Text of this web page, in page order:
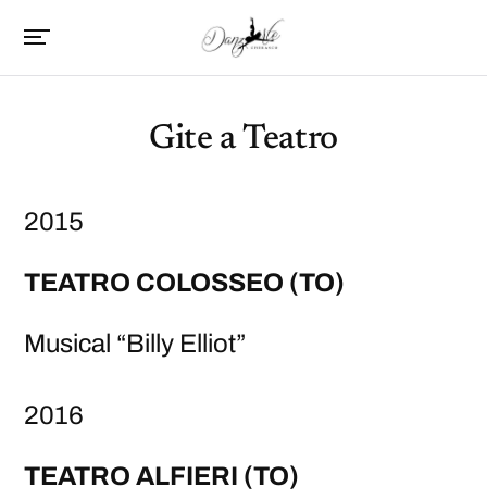
Gite a Teatro
2015
TEATRO COLOSSEO (TO)
Musical “Billy Elliot”
2016
TEATRO ALFIERI (TO)